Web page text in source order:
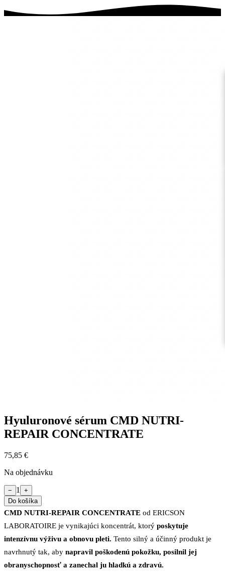
Hyuluronové sérum CMD NUTRI-
REPAIR CONCENTRATE
75,85 €
Na objednávku
− 1
+
Do košíka
CMD NUTRI-REPAIR CONCENTRATE od ERICSON
LABORATOIRE je vynikajúci koncentrát, ktorý poskytuje
intenzívnu výživu a obnovu pleti. Tento silný a účinný produkt je
navrhnutý tak, aby napravil poškodenú pokožku, posilnil jej
obranyschopnosť a zanechal ju hladkú a zdravú.